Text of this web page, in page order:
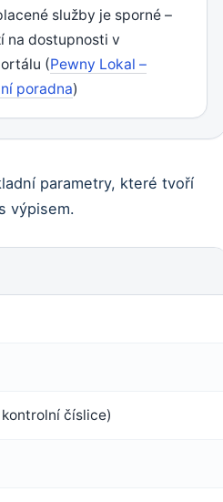
služby je sporné –
na dostupnosti v
(Pewny Lokal –
poradna)
parametry, které tvoří
výpisem.
číslice)